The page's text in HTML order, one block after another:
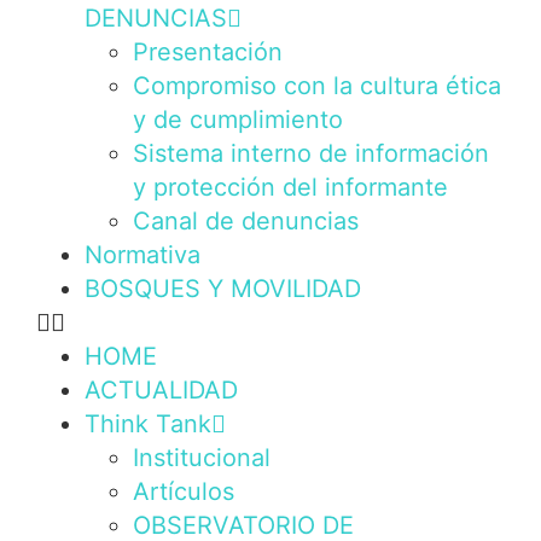
DENUNCIAS
Presentación
Compromiso con la cultura ética
y de cumplimiento
Sistema interno de información
y protección del informante
Canal de denuncias
Normativa
BOSQUES Y MOVILIDAD
HOME
ACTUALIDAD
Think Tank
Institucional
Artículos
OBSERVATORIO DE